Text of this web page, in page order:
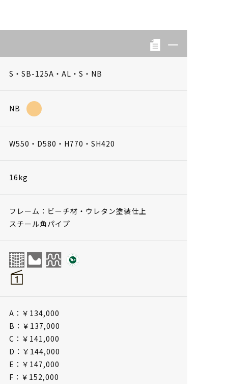
S・SB-125A・AL・S・NB
NB
W550・D580・H770・SH420
16kg
フレーム：ビーチ材・ウレタン塗装仕上
スチール角パイプ
A：￥134,000
B：￥137,000
C：￥141,000
D：￥144,000
E：￥147,000
F：￥152,000